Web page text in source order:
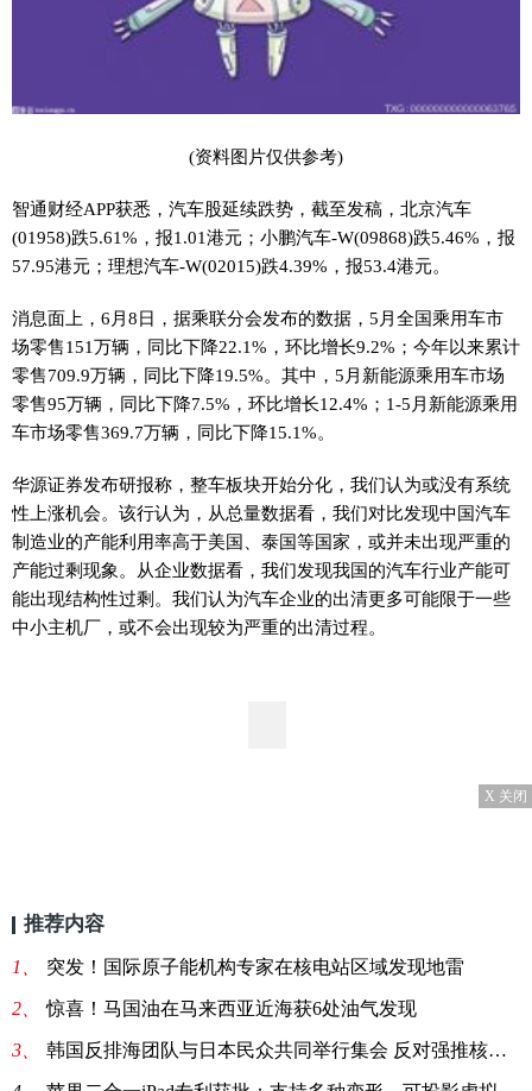
(资料图片仅供参考)
智通财经APP获悉，汽车股延续跌势，截至发稿，北京汽车
(01958)跌5.61%，报1.01港元；小鹏汽车-W(09868)跌5.46%，报
57.95港元；理想汽车-W(02015)跌4.39%，报53.4港元。
消息面上，6月8日，据乘联分会发布的数据，5月全国乘用车市
场零售151万辆，同比下降22.1%，环比增长9.2%；今年以来累计
零售709.9万辆，同比下降19.5%。其中，5月新能源乘用车市场
零售95万辆，同比下降7.5%，环比增长12.4%；1-5月新能源乘用
车市场零售369.7万辆，同比下降15.1%。
华源证券发布研报称，整车板块开始分化，我们认为或没有系统
性上涨机会。该行认为，从总量数据看，我们对比发现中国汽车
制造业的产能利用率高于美国、泰国等国家，或并未出现严重的
产能过剩现象。从企业数据看，我们发现我国的汽车行业产能可
能出现结构性过剩。我们认为汽车企业的出清更多可能限于一些
中小主机厂，或不会出现较为严重的出清过程。
X 关闭
推荐内容
1、 突发！国际原子能机构专家在核电站区域发现地雷
2、 惊喜！马国油在马来西亚近海获6处油气发现
3、 韩国反排海团队与日本民众共同举行集会 反对强推核污染水排海